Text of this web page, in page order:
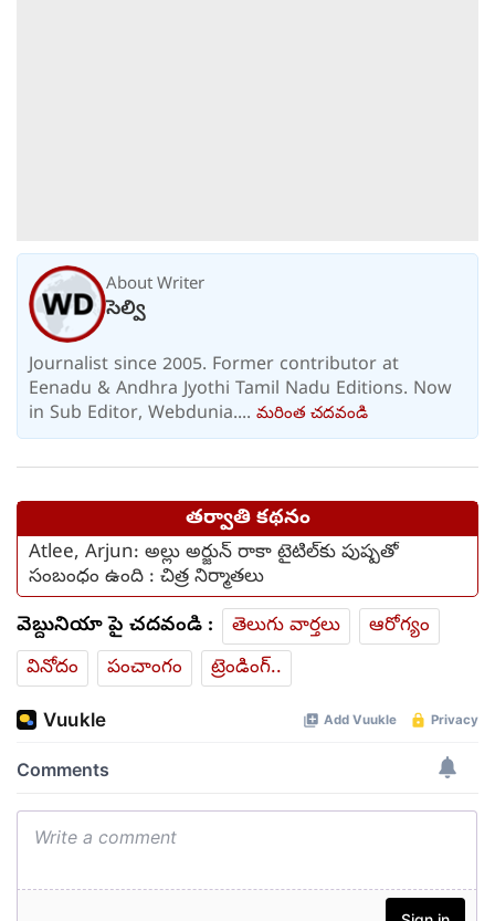
About Writer
సెల్వి
Journalist since 2005. Former contributor at
Eenadu & Andhra Jyothi Tamil Nadu Editions. Now
in Sub Editor, Webdunia.... మరింత చదవండి
తర్వాతి కథనం
Atlee, Arjun: అల్లు అర్జున్ రాకా టైటిల్‌కు పుష్పతో
సంబంధం ఉంది : చిత్ర నిర్మాతలు
వెబ్దునియా పై చదవండి : తెలుగు వార్తలు
ఆరోగ్యం
వినోదం
పంచాంగం ట్రెండింగ్..